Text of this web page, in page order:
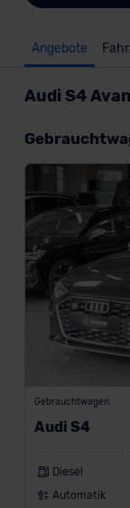
Angebote
Audi S4
Gebrauchtwagen
Audi S4
Diesel
Automatik